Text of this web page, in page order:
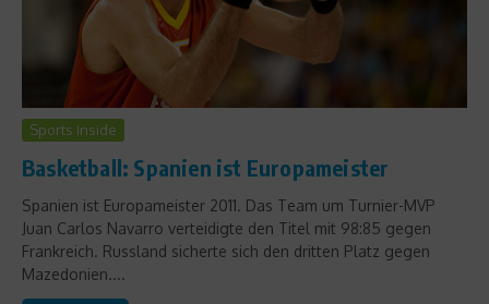
Sports Inside
Basketball: Spanien ist Europameister
Spanien ist Europameister 2011. Das Team um Turnier-MVP
Juan Carlos Navarro verteidigte den Titel mit 98:85 gegen
Frankreich. Russland sicherte sich den dritten Platz gegen
Mazedonien....